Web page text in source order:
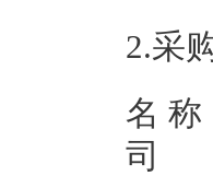
2.采
名 称